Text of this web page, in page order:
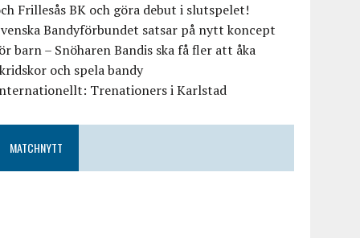
Frillesås BK och göra debut i slutspelet!
Bandyförbundet satsar på nytt koncept
barn – Snöharen Bandis ska få fler att åka
och spela bandy
Trenationers i Karlstad
MATCHNYTT